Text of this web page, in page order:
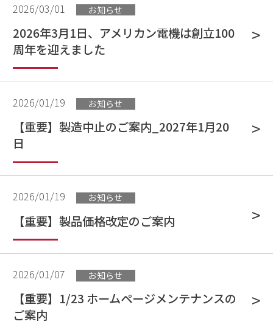
2026/03/01 お知らせ
2026年3月1日、アメリカン電機は創立100
周年を迎えました
2026/01/19 お知らせ
【重要】製造中止のご案内_2027年1月20
日
2026/01/19 お知らせ
【重要】製品価格改定のご案内
2026/01/07 お知らせ
【重要】1/23 ホームページメンテナンスの
ご案内